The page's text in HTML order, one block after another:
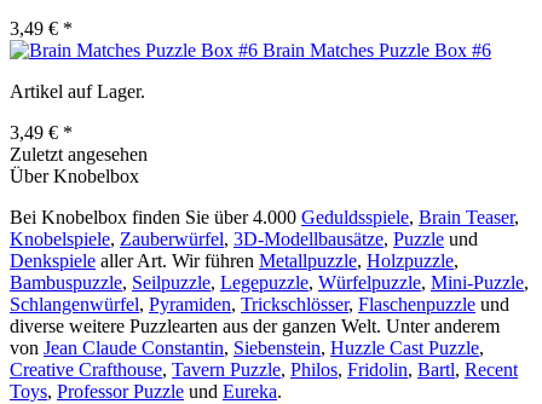
3,49 € *
Brain Matches Puzzle Box #6
Artikel auf Lager.
3,49 € *
Zuletzt angesehen
Über Knobelbox
Bei Knobelbox finden Sie über 4.000 Geduldsspiele, Brain Teaser,
Knobelspiele, Zauberwürfel, 3D-Modellbausätze, Puzzle und
Denkspiele aller Art. Wir führen Metallpuzzle, Holzpuzzle,
Bambuspuzzle, Seilpuzzle, Legepuzzle, Würfelpuzzle, Mini-Puzzle,
Schlangenwürfel, Pyramiden, Trickschlösser, Flaschenpuzzle und
diverse weitere Puzzlearten aus der ganzen Welt. Unter anderem
von Jean Claude Constantin, Siebenstein, Huzzle Cast Puzzle,
Creative Crafthouse, Tavern Puzzle, Philos, Fridolin, Bartl, Recent
Toys, Professor Puzzle und Eureka.